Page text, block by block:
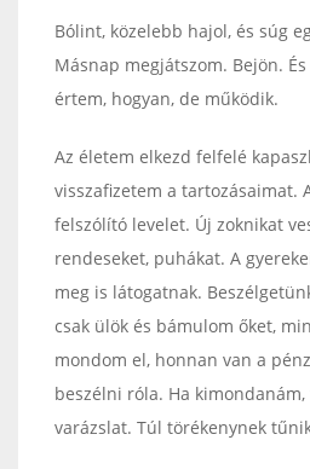
Bólint, közelebb hajol, és súg
Másnap megjátszom. Bejön.
értem, hogyan, de működik.
Az életem elkezd felfelé
visszafizetem a tartozásaimat.
felszólító levelet. Új zoknikat
rendeseket, puhákat. A
meg is látogatnak.
csak ülök és bámulom őket,
mondom el, honnan van a
beszélni róla. Ha
varázslat. Túl törékenynek